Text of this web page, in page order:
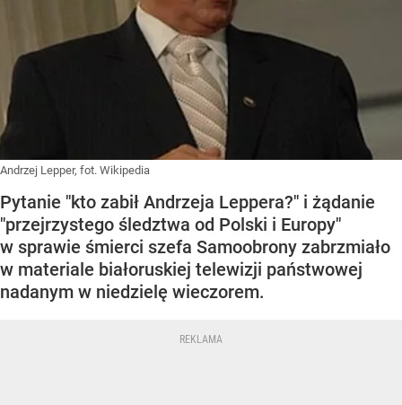
Andrzej Lepper, fot. Wikipedia
Pytanie "kto zabił Andrzeja Leppera?" i żądanie
"przejrzystego śledztwa od Polski i Europy"
w sprawie śmierci szefa Samoobrony zabrzmiało
w materiale białoruskiej telewizji państwowej
nadanym w niedzielę wieczorem.